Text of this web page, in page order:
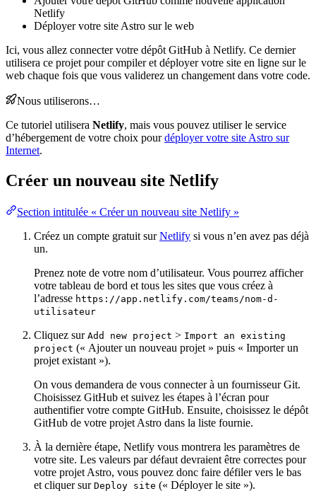
Netlify
Déployer votre site Astro sur le web
Ici, vous allez connecter votre dépôt GitHub à Netlify. Ce dernier
utilisera ce projet pour compiler et déployer votre site en ligne sur le
web chaque fois que vous validerez un changement dans votre code.
Nous utiliserons…
Ce tutoriel utilisera Netlify, mais vous pouvez utiliser le service
d’hébergement de votre choix pourdéployer votre site Astro sur
Internet.
Créer un nouveau site Netlify
Section intitulée « Créer un nouveau site Netlify »
Créez un compte gratuit surNetlify si vous n’en avez pas déjà
un.
Prenez note de votre nom d’utilisateur. Vous pourrez afficher
votre tableau de bord et tous les sites que vous créez à
l’adresse https://app.netlify.com/teams/nom-d-
utilisateur
Cliquez sur Add new project > Import an existing
project (« Ajouter un nouveau projet » puis « Importer un
projet existant »).
On vous demandera de vous connecter à un fournisseur Git.
Choisissez GitHub et suivez les étapes à l’écran pour
authentifier votre compte GitHub. Ensuite, choisissez le dépôt
GitHub de votre projet Astro dans la liste fournie.
À la dernière étape, Netlify vous montrera les paramètres de
votre site. Les valeurs par défaut devraient être correctes pour
votre projet Astro, vous pouvez donc faire défiler vers le bas
et cliquer sur Deploy site (« Déployer le site »).